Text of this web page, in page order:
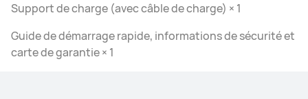
Support de charge (avec câble de charge) × 1
Guide de démarrage rapide, informations de sécurité et
carte de garantie × 1